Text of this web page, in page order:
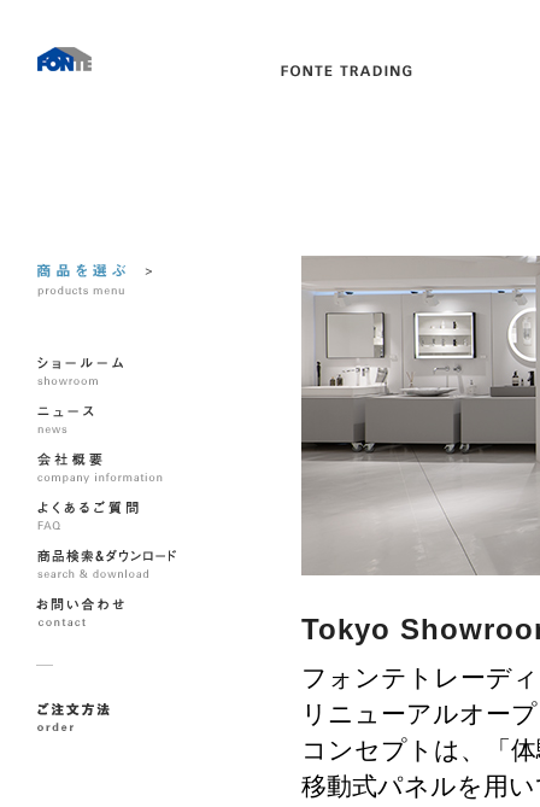
Tokyo
フォンテトレーデ
リニューアルオー
コンセプトは、「
移動式パネルを用